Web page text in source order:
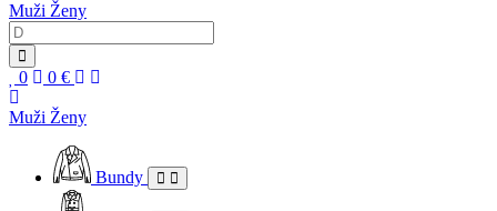
Muži Ženy
0 0 €
Muži Ženy
Bundy